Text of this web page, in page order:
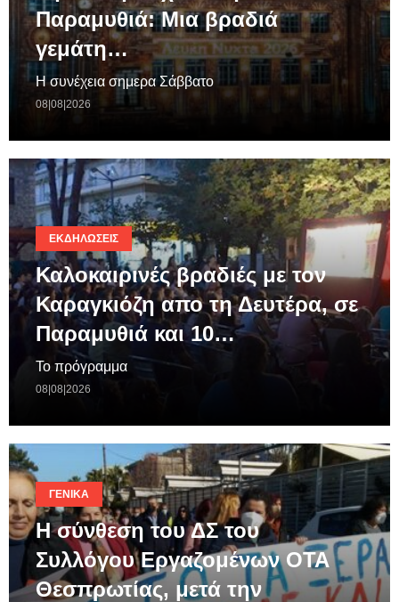
Παραμυθιά: Μια βραδιά
γεμάτη…
Η συνέχεια σημερα Σάββατο
08|08|2026
ΕΚΔΗΛΏΣΕΙΣ
Καλοκαιρινές βραδιές με τον
Καραγκιόζη απο τη Δευτέρα, σε
Παραμυθιά και 10…
Το πρόγραμμα
08|08|2026
ΓΕΝΙΚΆ
Η σύνθεση του ΔΣ του
Συλλόγου Εργαζομένων ΟΤΑ
Θεσπρωτίας, μετά την